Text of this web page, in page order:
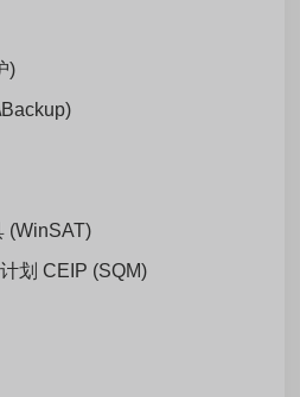
)
(WinSAT)
划 CEIP (SQM)